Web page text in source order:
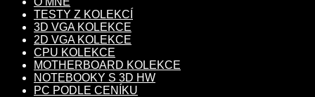
TESTY Z KOLEKCÍ
3D VGA KOLEKCE
2D VGA KOLEKCE
CPU KOLEKCE
MOTHERBOARD KOLEKCE
NOTEBOOKY S 3D HW
PC PODLE CENÍKU